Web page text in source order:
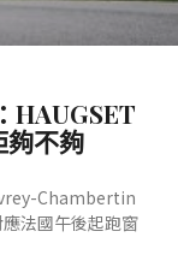
HAUGSET
夠不夠
Chambertin
法國午後起跑窗